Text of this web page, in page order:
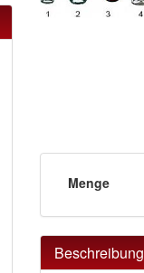
Menge
Beschreibung